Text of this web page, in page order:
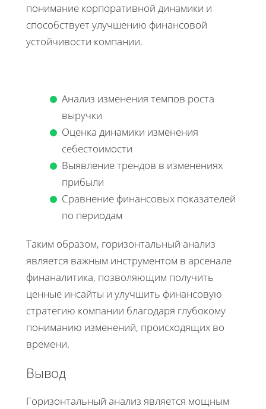
понимание корпоративной динамики и
способствует улучшению финансовой
устойчивости компании.
Анализ изменения темпов роста
выручки
Оценка динамики изменения
себестоимости
Выявление трендов в изменениях
прибыли
Сравнение финансовых показателей
по периодам
Таким образом, горизонтальный анализ
является важным инструментом в арсенале
финаналитика, позволяющим получить
ценные инсайты и улучшить финансовую
стратегию компании благодаря глубокому
пониманию изменений, происходящих во
времени.
Вывод
Горизонтальный анализ является мощным